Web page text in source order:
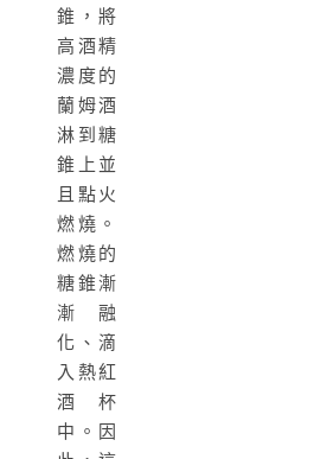
錐，將
高酒精
濃度的
蘭姆酒
淋到糖
錐上並
且點火
燃燒。
燃燒的
糖錐漸
漸融
化、滴
入熱紅
酒杯
中。因